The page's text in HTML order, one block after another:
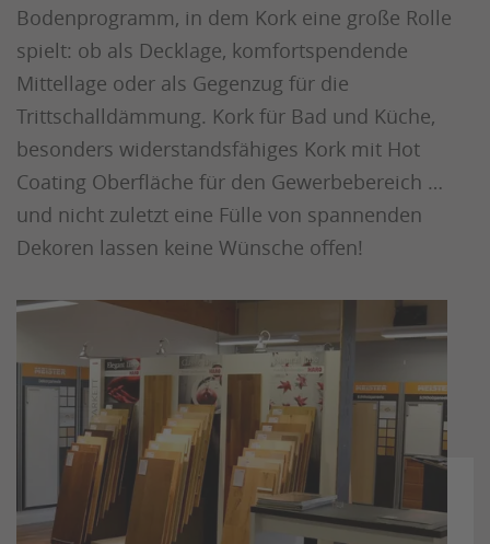
Bodenprogramm, in dem Kork eine große Rolle
spielt: ob als Decklage, komfortspendende
Mittellage oder als Gegenzug für die
Trittschalldämmung. Kork für Bad und Küche,
besonders widerstandsfähiges Kork mit Hot
Coating Oberfläche für den Gewerbebereich …
und nicht zuletzt eine Fülle von spannenden
Dekoren lassen keine Wünsche offen!